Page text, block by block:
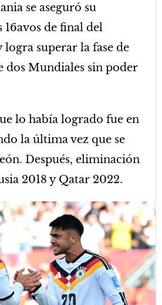
se aseguró su
16avos de final del
superar la fase de
dos Mundiales sin poder
lo había logrado fue en
la última vez que se
Después, eliminación
2018 y Qatar 2022.